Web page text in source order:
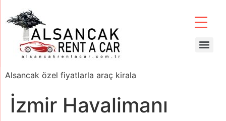
Alsancak özel fiyatlarla araç kirala
İzmir Havalimanı